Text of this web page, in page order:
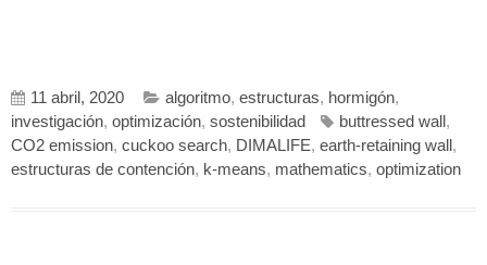
11 abril, 2020 algoritmo, estructuras, hormigón,
investigación, optimización, sostenibilidad buttressed wall ,
CO2 emission, cuckoo search, DIMALIFE, earth-retaining wall ,
estructuras de contención, k-means, mathematics, optimization